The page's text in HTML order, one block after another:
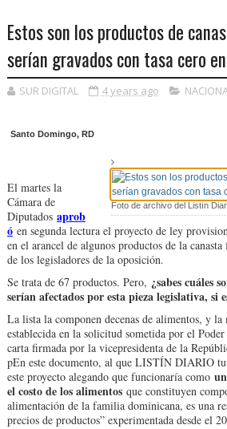
Estos son los productos de
serían gravados con tasa cero
SUR DIGITAL 4 years ago
Santo Domingo, RD
Foto de archivo del Listín
El martes la
Cámara de
Diputados aprob
óen segunda lectura el proyecto de ley
en el arancel de algunos productos de la
de los legisladores de la oposición.
Se trata de 67 productos. Pero, ¿sabes cuáles
serían afectados por esta pieza legislativa, si
La lista la componen decenas de alimentos, y la
establecida en la solicitud sometida por el
carta firmada por la vicepresidenta de la
pEn este documento, al que LISTÍN DIARIO
este proyecto alegando que funcionaría como
el costo de los alimentosque constituyen
alimentación de la familia dominicana, es una
precios de productos” experimentada desde el